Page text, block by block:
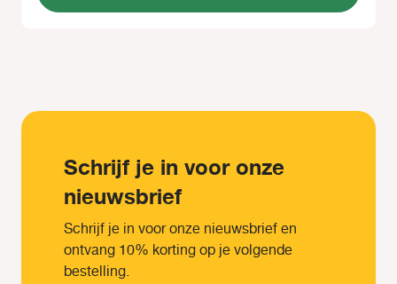
Schrijf je in voor onze
nieuwsbrief
Schrijf je in voor onze nieuwsbrief en
ontvang 10% korting op je volgende
bestelling.